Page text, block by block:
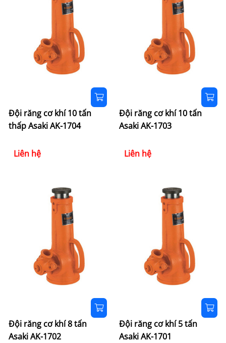
Đội răng cơ khí 10 tấn
thấp Asaki AK-1704
Liên hệ
Đội răng cơ khí 10 tấn
Asaki AK-1703
Liên hệ
Đội răng cơ khí 8 tấn
Asaki AK-1702
Đội răng cơ khí 5 tấn
Asaki AK-1701